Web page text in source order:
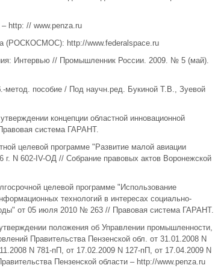
http: // www.penza.ru
(РОСКОСМОС): http://www.federalspace.ru
Интервью // Промышленник России. 2009. № 5 (май).
метод. пособие / Под научн.ред. Букиной Т.В., Зуевой
концепции областной инновационной
система ГАРАНТ.
целевой программе "Развитие малой авиации
г. N 602-IV-ОД // Собрание правовых актов Воронежской
целевой программе "Использование
технологий в интересах социально-
от 05 июля 2010 № 263 // Правовая система ГАРАНТ.
положения об Управлении промышленности,
Правительства Пензенской обл. от 31.01.2008 N
N 781-пП, от 17.02.2009 N 127-пП, от 17.04.2009 N
Пензенской области – http://www.penza.ru